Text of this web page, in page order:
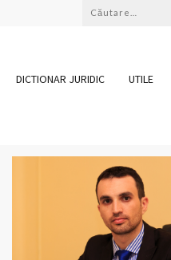
Caută
DICTIONAR JURIDIC UTILE